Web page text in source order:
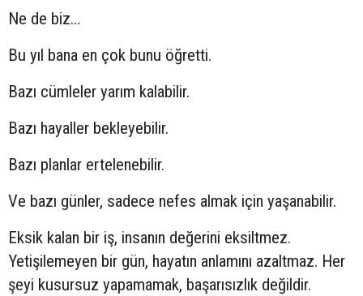
Ne de biz…
Bu yıl bana en çok bunu öğretti.
Bazı cümleler yarım kalabilir.
Bazı hayaller bekleyebilir.
Bazı planlar ertelenebilir.
Ve bazı günler, sadece nefes almak için yaşanabilir.
Eksik kalan bir iş, insanın değerini eksiltmez.
Yetişilemeyen bir gün, hayatın anlamını azaltmaz. Her
şeyi kusursuz yapamamak, başarısızlık değildir.